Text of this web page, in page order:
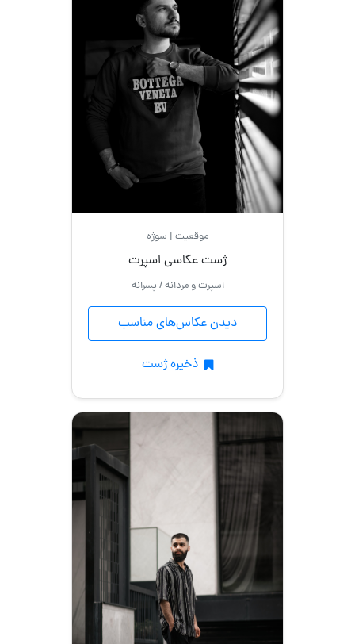
موقعیت | سوژه
ژست عکاسی اسپرت
اسپرت و مردانه / پسرانه
دیدن عکاس‌های مناسب
ذخیره ژست